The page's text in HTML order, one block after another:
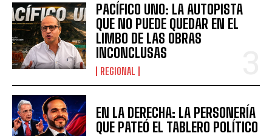
PACÍFICO UNO: LA AUTOPISTA
QUE NO PUEDE QUEDAR EN EL
LIMBO DE LAS OBRAS
INCONCLUSAS
REGIONAL
EN LA DERECHA: LA PERSONERÍA
QUE PATEÓ EL TABLERO POLÍTICO